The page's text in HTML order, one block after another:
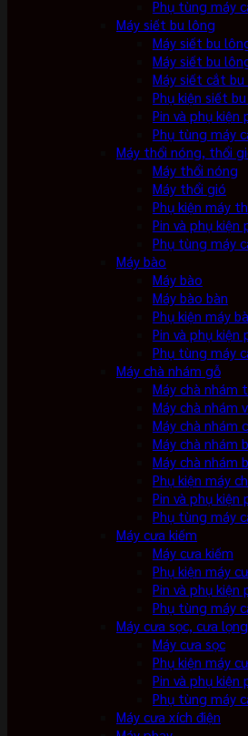
Phụ tùng máy
Máy siết bu lông
Máy siết bu
Máy siết bu
Máy siết cắt
Phụ kiện siết
Pin và phụ kiện
Phụ tùng máy
Máy thổi nóng, thổi
Máy thổi nóng
Máy thổi gió
Phụ kiện máy
Pin và phụ kiện
Phụ tùng máy
Máy bào
Máy bào
Máy bào bàn
Phụ kiện máy
Pin và phụ kiện
Phụ tùng máy
Máy chà nhám gỗ
Máy chà nhám
Máy chà nhám
Máy chà nhám
Máy chà nhám
Máy chà nhám
Phụ kiện máy
Pin và phụ kiện
Phụ tùng máy
Máy cưa kiếm
Máy cưa kiếm
Phụ kiện máy
Pin và phụ kiện
Phụ tùng máy
Máy cưa sọc, cưa lọng
Máy cưa sọc
Phụ kiện máy
Pin và phụ kiện
Phụ tùng máy
Máy cưa xích điện